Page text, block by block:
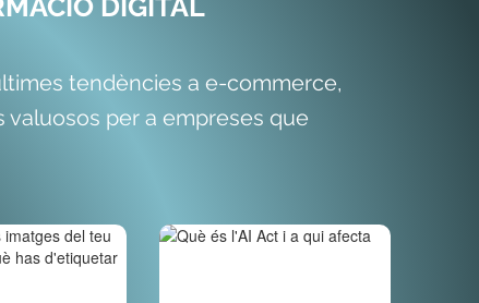
DIGITAL
tendències a e-commerce,
valuosos per a empreses que